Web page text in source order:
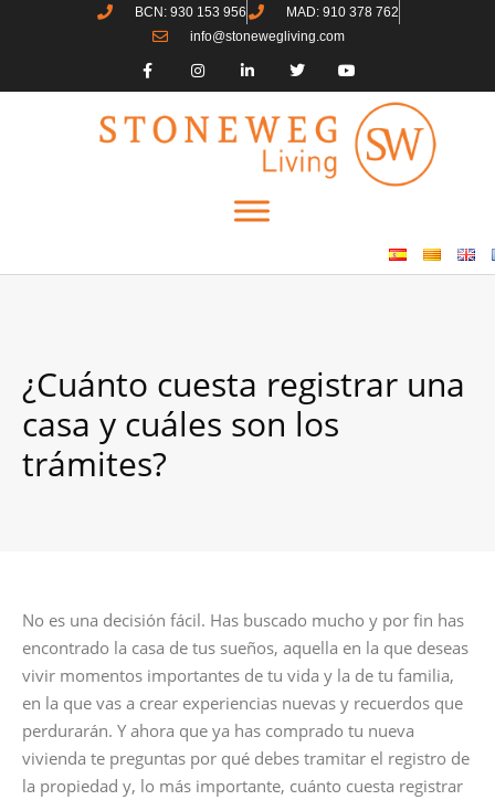
BCN: 930 153 956
MAD: 910 378 762
info@stonewegliving.com
¿Cuánto cuesta registrar una
casa y cuáles son los
trámites?
No es una decisión fácil. Has buscado mucho y por fin has
encontrado la casa de tus sueños, aquella en la que deseas
vivir momentos importantes de tu vida y la de tu familia,
en la que vas a crear experiencias nuevas y recuerdos que
perdurarán. Y ahora que ya has comprado tu nueva
vivienda te preguntas por qué debes tramitar el registro de
la propiedad y, lo más importante, cuánto cuesta registrar